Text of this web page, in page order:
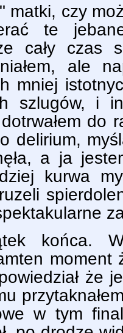
matki, czy
te
cały czas
ale
mniej
szlugów, i
do
delirium,
a ja
kurwa
końca.
że
w tym